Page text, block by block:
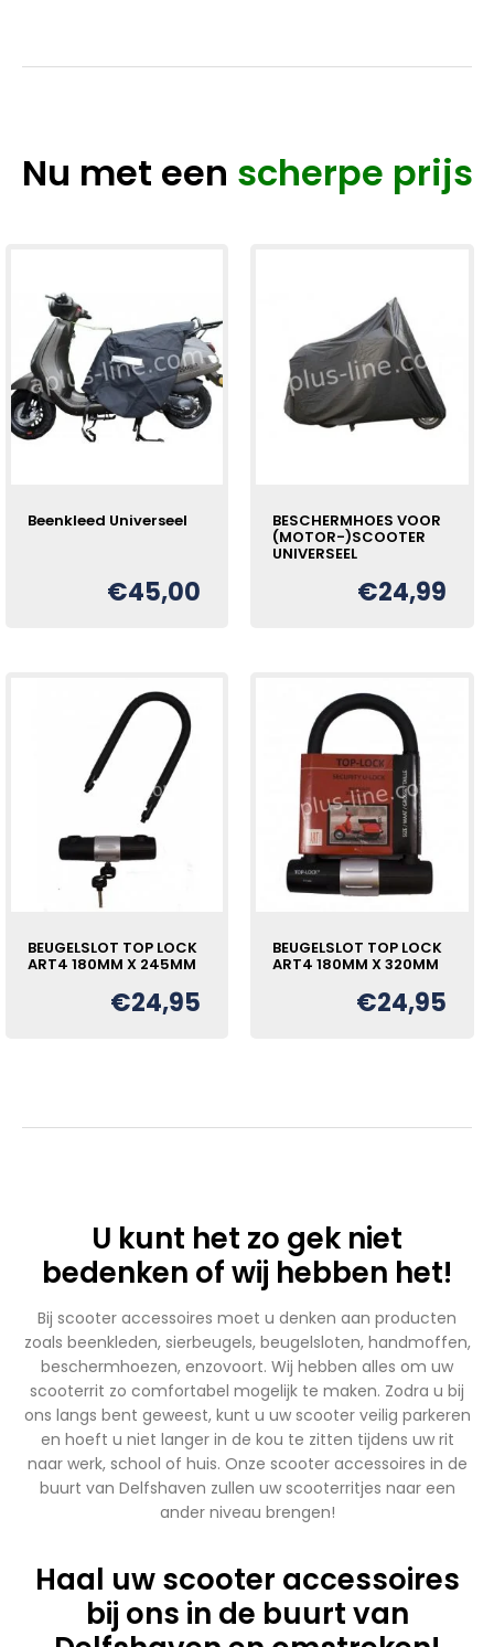
Nu met een scherpe prijs
Beenkleed Universeel
€45,00
BESCHERMHOES VOOR
(MOTOR-)SCOOTER
UNIVERSEEL
€24,99
BEUGELSLOT TOP LOCK
ART4 180MM X 245MM
€24,95
BEUGELSLOT TOP LOCK
ART4 180MM X 320MM
€24,95
U kunt het zo gek niet
bedenken of wij hebben het!
Bij scooter accessoires moet u denken aan producten
zoals beenkleden, sierbeugels, beugelsloten, handmoffen,
beschermhoezen, enzovoort. Wij hebben alles om uw
scooterrit zo comfortabel mogelijk te maken. Zodra u bij
ons langs bent geweest, kunt u uw scooter veilig parkeren
en hoeft u niet langer in de kou te zitten tijdens uw rit
naar werk, school of huis. Onze scooter accessoires in de
buurt van Delfshaven zullen uw scooterritjes naar een
ander niveau brengen!
Haal uw scooter accessoires
bij ons in de buurt van